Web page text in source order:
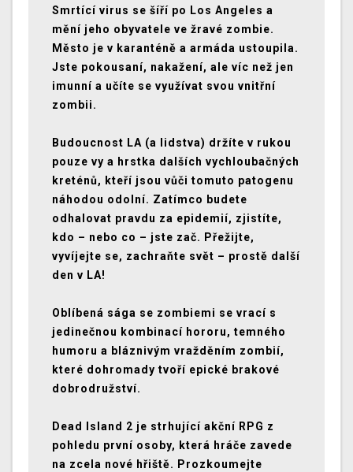
Smrtící virus se šíří po Los Angeles a
mění jeho obyvatele ve žravé zombie.
Město je v karanténě a armáda ustoupila.
Jste pokousaní, nakažení, ale víc než jen
imunní a učíte se využívat svou vnitřní
zombii.
Budoucnost LA (a lidstva) držíte v rukou
pouze vy a hrstka dalších vychloubačných
kreténů, kteří jsou vůči tomuto patogenu
náhodou odolní. Zatímco budete
odhalovat pravdu za epidemií, zjistíte,
kdo – nebo co – jste zač. Přežijte,
vyvíjejte se, zachraňte svět – prostě další
den v LA!
Oblíbená sága se zombiemi se vrací s
jedinečnou kombinací hororu, temného
humoru a bláznivým vražděním zombií,
které dohromady tvoří epické brakové
dobrodružství.
Dead Island 2 je strhující akční RPG z
pohledu první osoby, která hráče zavede
na zcela nové hřiště. Prozkoumejte